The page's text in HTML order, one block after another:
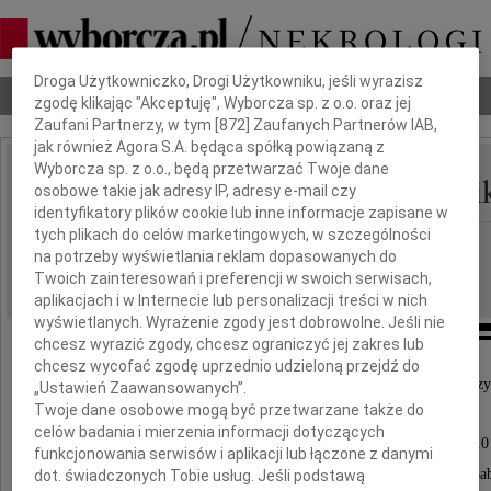
Nekrologi Odeszli Poradnik pogrzebowy
IMIĘ I NAZWISKO: Danuta Bogdania
REGION: Szczecin
DATA EMISJI: 22.09.2010
"Nie umiera ten, kto trwa w pamięci i sercach
Z bólem zawiadamiamy, że w dniu 21 września
odeszła od nas na zawsze nasza kochana Mama i
Dbamy o Twoją prywatność
Droga Użytkowniczko, Drogi Użytkowniku, jeśli wyrazisz
zgodę klikając "Akceptuję", Wyborcza sp. z o.o. oraz jej
Zaufani Partnerzy, w tym [872 ] Zaufanych Partnerów IAB,
jak również Agora S.A. będąca spółką powiązaną z
Wyborcza sp. z o.o., będą przetwarzać Twoje dane
osobowe takie jak adresy IP, adresy e-mail czy
identyfikatory plików cookie lub inne informacje zapisane w
tych plikach do celów marketingowych, w szczególności
na potrzeby wyświetlania reklam dopasowanych do
Twoich zainteresowań i preferencji w swoich serwisach,
aplikacjach i w Internecie lub personalizacji treści w nich
wyświetlanych. Wyrażenie zgody jest dobrowolne. Jeśli nie
chcesz wyrazić zgody, chcesz ograniczyć jej zakres lub
chcesz wycofać zgodę uprzednio udzieloną przejdź do
„Ustawień Zaawansowanych”.
Twoje dane osobowe mogą być przetwarzane także do
celów badania i mierzenia informacji dotyczących
funkcjonowania serwisów i aplikacji lub łączone z danymi
dot. świadczonych Tobie usług. Jeśli podstawą